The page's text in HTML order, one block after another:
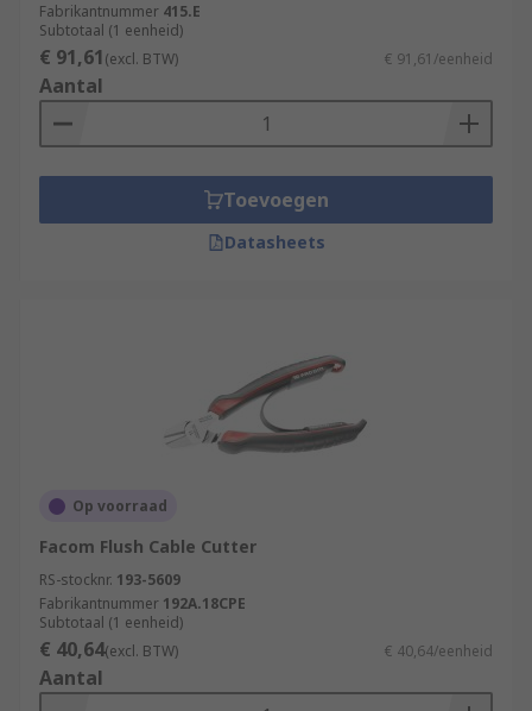
Fabrikantnummer 415.E
Subtotaal (1 eenheid)
€ 91,61(excl. BTW) € 91,61/eenheid
Aantal
Toevoegen
Datasheets
Op voorraad
Facom Flush Cable Cutter
RS-stocknr. 193-5609
Fabrikantnummer 192A.18CPE
Subtotaal (1 eenheid)
€ 40,64(excl. BTW) € 40,64/eenheid
Aantal